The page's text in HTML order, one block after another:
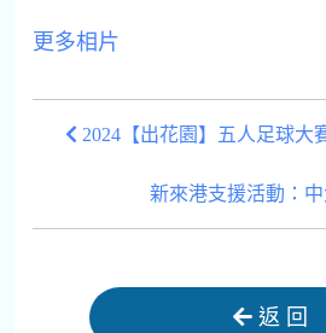
更多相片
2024【出花園】五人足球大
新來港支援活動：
返 回